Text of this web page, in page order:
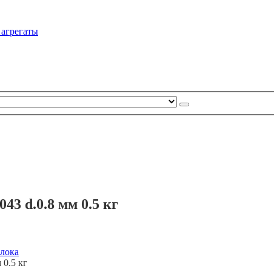
d.0.8 мм 0.5 кг
кг